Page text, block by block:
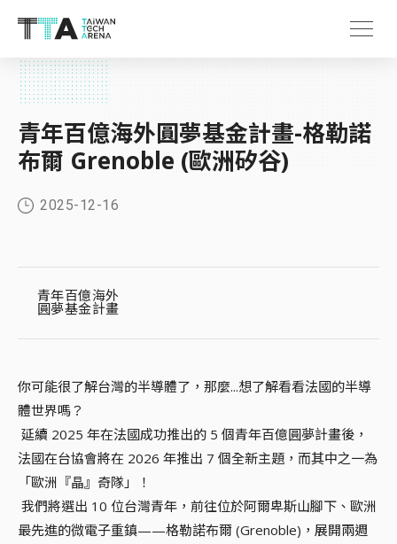
青年百億海外圓夢基金計畫-格勒諾
布爾 Grenoble (歐洲矽谷)
2025-12-16
青年百億海外
圓夢基金計畫
你可能很了解台灣的半導體了，那麼...想了解看看法國的半導
體世界嗎？
延續 2025 年在法國成功推出的 5 個青年百億圓夢計畫後，
法國在台協會將在 2026 年推出 7 個全新主題，而其中之一為
「歐洲『晶』奇隊」！
我們將選出 10 位台灣青年，前往位於阿爾卑斯山腳下、歐洲
最先進的微電子重鎮——格勒諾布爾 (Grenoble)，展開兩週